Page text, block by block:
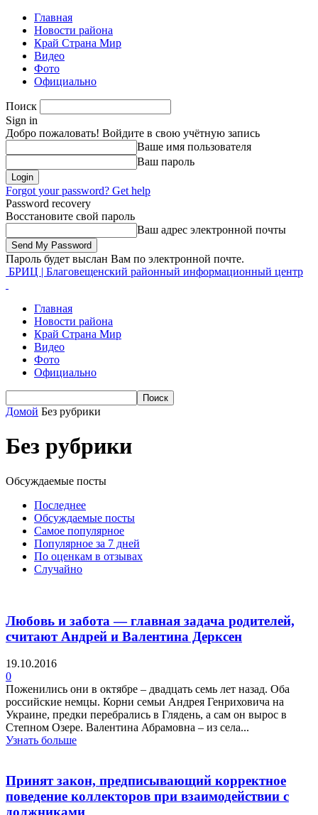
Главная
Новости района
Край Страна Мир
Видео
Фото
Официально
Поиск
Sign in
Добро пожаловать! Войдите в свою учётную запись
Ваше имя пользователя
Ваш пароль
Forgot your password? Get help
Password recovery
Восстановите свой пароль
Ваш адрес электронной почты
Пароль будет выслан Вам по электронной почте.
БРИЦ | Благовещенский районный информационный центр
Главная
Новости района
Край Страна Мир
Видео
Фото
Официально
Домой Без рубрики
Без рубрики
Обсуждаемые посты
Последнее
Обсуждаемые посты
Самое популярное
Популярное за 7 дней
По оценкам в отзывах
Случайно
Любовь и забота — главная задача родителей,
считают Андрей и Валентина Дерксен
19.10.2016
0
Поженились они в октябре – двадцать семь лет назад. Оба
российские немцы. Корни семьи Андрея Генриховича на
Украине, предки перебрались в Глядень, а сам он вырос в
Степном Озере. Валентина Абрамовна – из села...
Узнать больше
Принят закон, предписывающий корректное
поведение коллекторов при взаимодействии с
должниками